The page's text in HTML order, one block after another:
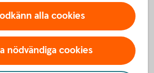
3dgr – läs mer och öppna konto
alla cookies
nödvändiga cookies